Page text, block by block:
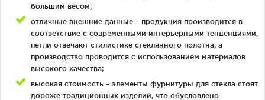
большим весом;
отличные внешние данные – продукция производится в
соответствие с современными интерьерными тенденциями,
петли отвечают стилистике стеклянного полотна, а
производство проводится с использованием материалов
высокого качества;
высокая стоимость – элементы фурнитуры для стекла стоят
дороже традиционных изделий, что обусловлено